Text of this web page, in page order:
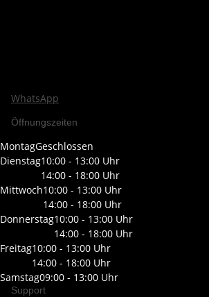
WhatsApp
Öffnungszeiten
MontagGeschlossen
Dienstag10:00 - 13:00 Uhr
14:00 - 18:00 Uhr
Mittwoch10:00 - 13:00 Uhr
14:00 - 18:00 Uhr
Donnerstag10:00 - 13:00 Uhr
14:00 - 18:00 Uhr
Freitag10:00 - 13:00 Uhr
14:00 - 18:00 Uhr
Samstag09:00 - 13:00 Uhr
Support